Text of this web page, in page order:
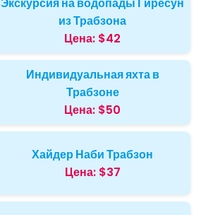
Экскурсия на водопады Гиресун
из Трабзона
Цена: $42
Индивидуальная яхта в
Трабзоне
Цена: $50
Хайдер Наби Трабзон
Цена: $37